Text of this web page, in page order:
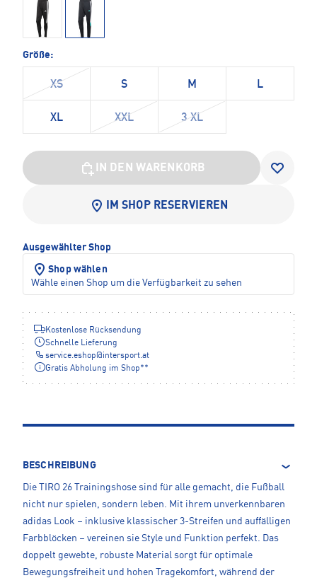
Größe:
XS S M L
XL XXL 3 XL
IN DEN WARENKORB
IM SHOP RESERVIEREN
Ausgewählter Shop
Shop wählen
Wähle einen Shop um die Verfügbarkeit zu sehen
Kostenlose Rücksendung
Schnelle Lieferung
service.eshop@intersport.at
Gratis Abholung im Shop**
BESCHREIBUNG
Die TIRO 26 Trainingshose sind für alle gemacht, die Fußball
nicht nur spielen, sondern leben. Mit ihrem unverkennbaren
adidas Look – inklusive klassischer 3-Streifen und auffälligen
Farbblöcken – vereinen sie Style und Funktion perfekt. Das
doppelt gewebte, robuste Material sorgt für optimale
Bewegungsfreiheit und hohen Tragekomfort, während der